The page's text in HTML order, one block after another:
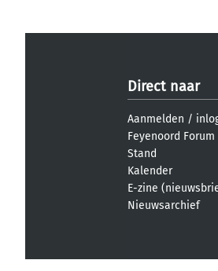
Direct naar
Aanmelden /
Feyenoord Forum
Stand
Kalender
E-zine
Nieuwsarchief